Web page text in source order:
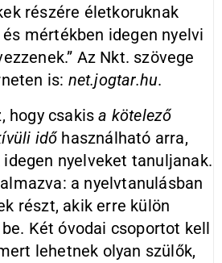
részére életkoruknak
mértékben idegen nyelvi
Az Nkt. szövege
is: net.jogtar.hu.
hogy csakisa kötelező
idő használható arra,
idegen nyelveket tanuljanak.
a nyelvtanulásban
részt, akik erre külön
Két óvodai csoportot kell
lehetnek olyan szülők,